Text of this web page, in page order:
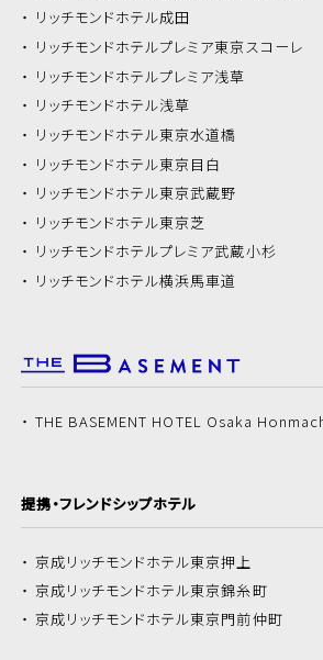
リッチモンドホテル成田
リッチモンドホテルプレミア東京スコーレ
リッチモンドホテルプレミア浅草
リッチモンドホテル浅草
リッチモンドホテル東京水道橋
リッチモンドホテル東京目白
リッチモンドホテル東京武蔵野
リッチモンドホテル東京芝
リッチモンドホテルプレミア武蔵小杉
リッチモンドホテル横浜馬車道
THE BASEMENT HOTEL Osaka
提携・フレンドシップホテル
京成リッチモンドホテル東京押上
京成リッチモンドホテル東京錦糸町
京成リッチモンドホテル東京門前仲町